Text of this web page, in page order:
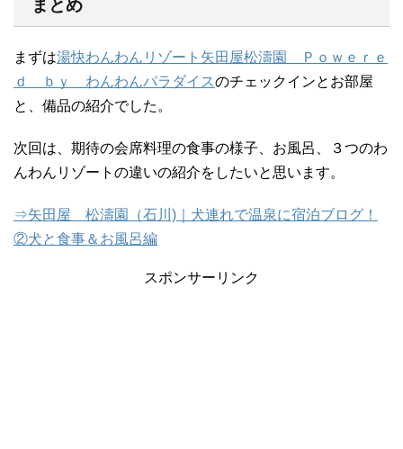
まとめ
まずは湯快わんわんリゾート矢田屋松濤園 Ｐｏｗｅｒｅ
ｄ ｂｙ わんわんパラダイスのチェックインとお部屋
と、備品の紹介でした。
次回は、期待の会席料理の食事の様子、お風呂、３つのわ
んわんリゾートの違いの紹介をしたいと思います。
⇒矢田屋 松濤園（石川)｜犬連れで温泉に宿泊ブログ！
②犬と食事＆お風呂編
スポンサーリンク